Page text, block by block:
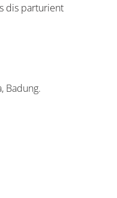
dis parturient
Badung.